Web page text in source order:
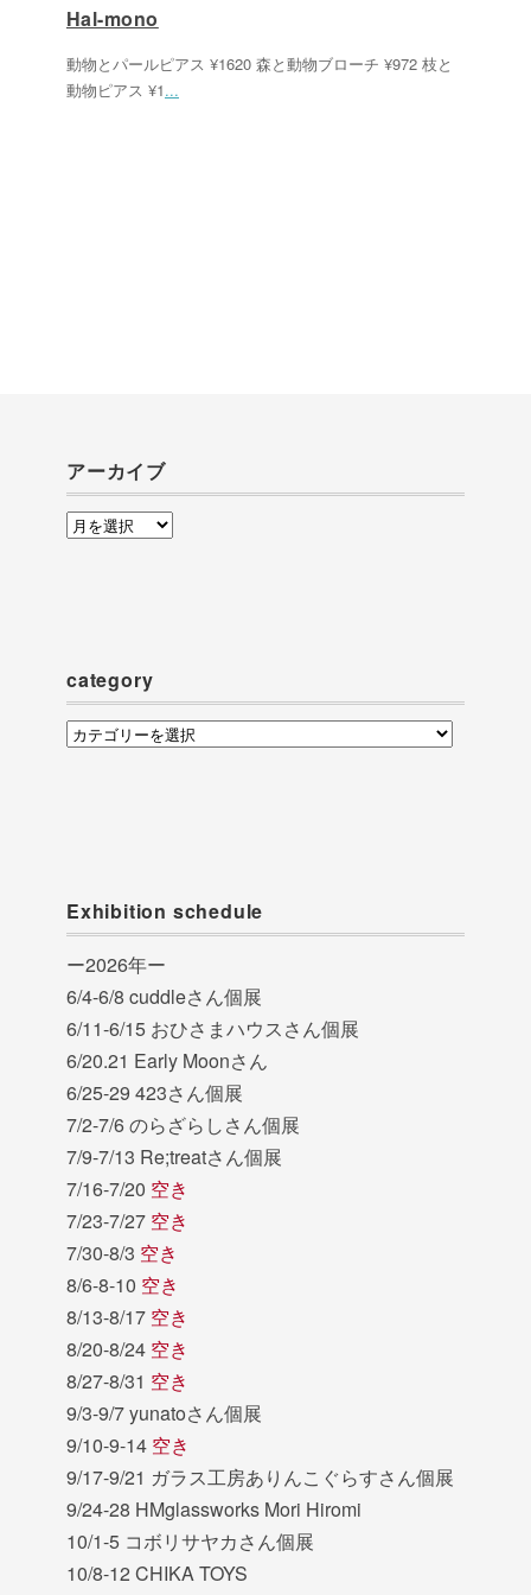
Hal-mono
動物とパールピアス ¥1620 森と動物ブローチ ¥972 枝と
動物ピアス ¥1...
アーカイブ
ア
category
category
Exhibition schedule
ー2026年ー
6/4-6/8 cuddleさん個展
6/11-6/15 おひさまハウスさん個展
6/20.21 Early Moonさん
6/25-29 423さん個展
7/2-7/6 のらざらしさん個展
7/9-7/13 Re;treatさん個展
7/16-7/20 空き
7/23-7/27 空き
7/30-8/3 空き
8/6-8-10 空き
8/13-8/17 空き
8/20-8/24 空き
8/27-8/31 空き
9/3-9/7 yunatoさん個展
9/10-9-14 空き
9/17-9/21 ガラス工房ありんこぐらすさん個展
9/24-28 HMglassworks Mori Hiromi
10/1-5 コボリサヤカさん個展
10/8-12 CHIKA TOYS